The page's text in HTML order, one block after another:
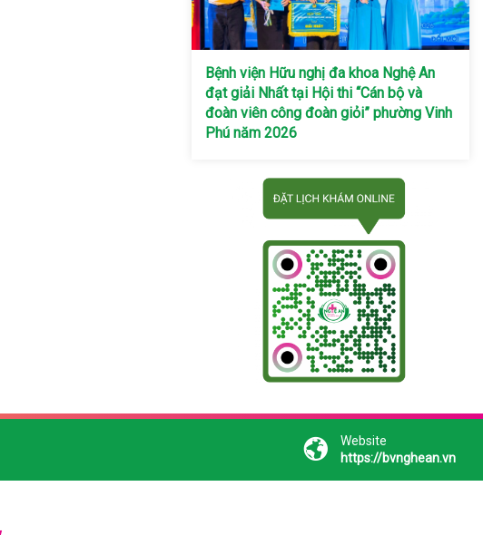
Bệnh viện Hữu nghị đa khoa Nghệ An
đạt giải Nhất tại Hội thi “Cán bộ và
đoàn viên công đoàn giỏi” phường Vinh
Phú năm 2026
Website
https://bvnghean.vn